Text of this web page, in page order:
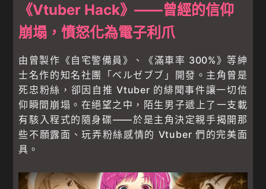
《Vtuber Hack》——曾經的信仰
崩塌，憤怒化為電子利爪
由曾製作《自宅警備員》、《滿車率 300%》等紳
士名作的知名社團「ベルゼブブ」開發。主角曾是
死忠粉絲，卻因自推 Vtuber 的緋聞事件讓一切信
仰瞬間崩塌。在絕望之中，陌生男子遞上了一支載
有駭入程式的隨身碟——於是主角決定親手揭開那
些不願露面、玩弄粉絲感情的 Vtuber 們的完美面
具。